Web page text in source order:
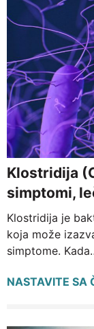
Klostridija
simptomi,
Klostridija je
koja može
simptome.
NASTAVITE SA